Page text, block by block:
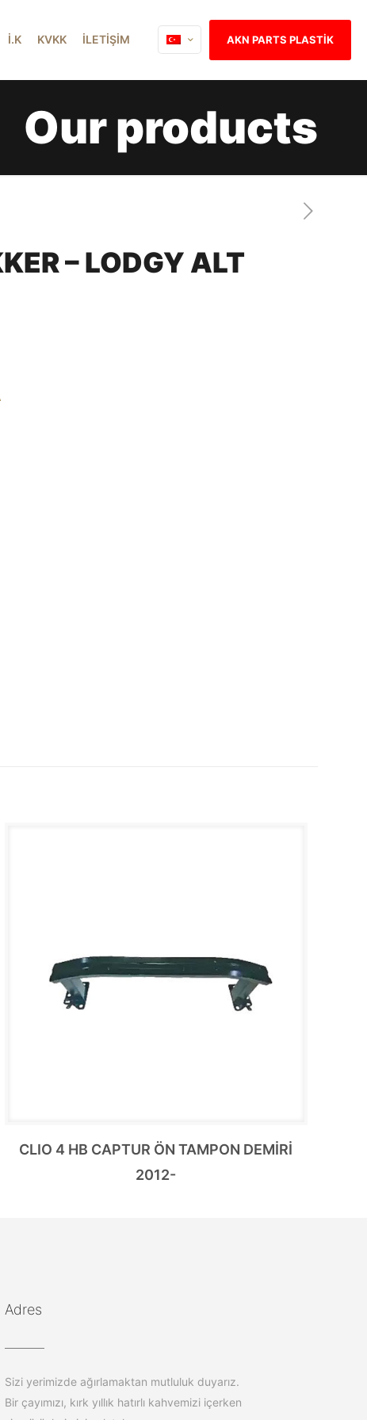
İ.K KVKK İLETİŞİM AKN PARTS PLASTİK
Our products
– LODGY ALT
CLIO 4 HB CAPTUR ÖN TAMPON DEMİRİ
2012-
Adres
Sizi yerimizde ağırlamaktan mutluluk duyarız.
Bir çayımızı, kırk yıllık hatırlı kahvemizi içerken